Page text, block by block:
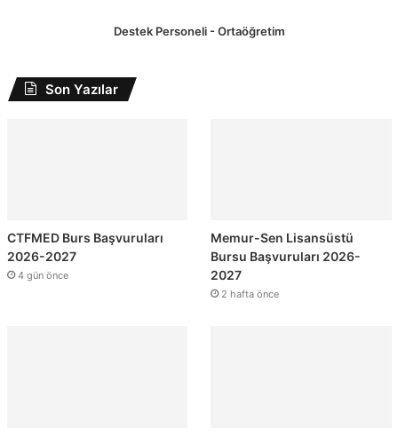
Destek Personeli - Ortaöğretim
Son Yazılar
CTFMED Burs Başvuruları
2026-2027
4 gün önce
Memur-Sen Lisansüstü
Bursu Başvuruları 2026-
2027
2 hafta önce